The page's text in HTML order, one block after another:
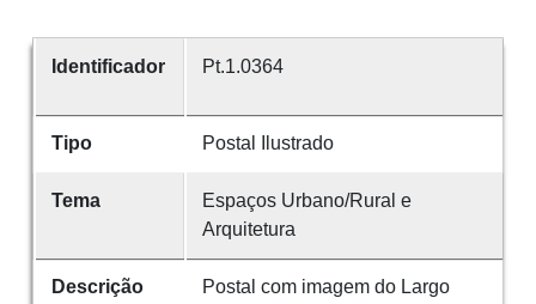
Identificador Pt.1.0364
Tipo Postal Ilustrado
Tema
Espaços Urbano/Rural e
Arquitetura
Descrição
Postal com imagem do Largo